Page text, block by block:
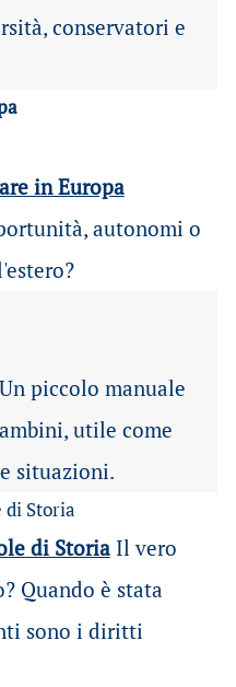
conservatori e
in Europa
autonomi o
piccolo manuale
utile come
situazioni.
di Storia Il vero
Quando è stata
sono i diritti